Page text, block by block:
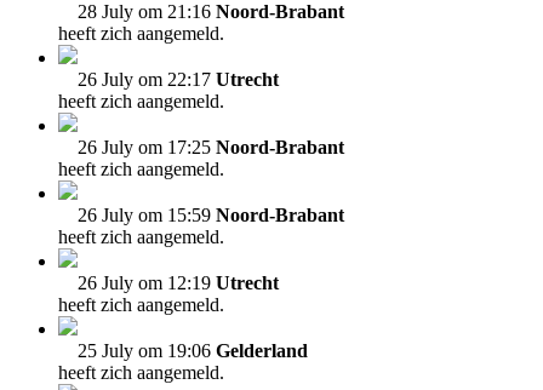
28 July om 21:16 Noord-Brabant
heeft zich aangemeld.
26 July om 22:17 Utrecht
heeft zich aangemeld.
26 July om 17:25 Noord-Brabant
heeft zich aangemeld.
26 July om 15:59 Noord-Brabant
heeft zich aangemeld.
26 July om 12:19 Utrecht
heeft zich aangemeld.
25 July om 19:06 Gelderland
heeft zich aangemeld.